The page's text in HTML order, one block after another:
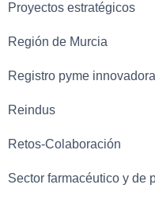
Proyectos estratégicos
Región de Murcia
Registro pyme innovadora
Reindus
Retos-Colaboración
Sector farmacéutico y de